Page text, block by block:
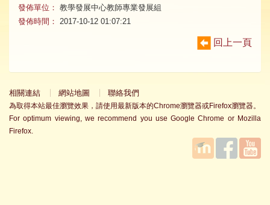
發佈單位： 教學發展中心教師專業發展組
發佈時間：
2017-10-12 01:07:21
回上一頁
相關連結 網站地圖 聯絡我們
為取得本站最佳瀏覽效果，請使用最新版本的Chrome瀏覽器或Firefox瀏覽器。
For optimum viewing, we recommend you use Google Chrome or Mozilla
Firefox.